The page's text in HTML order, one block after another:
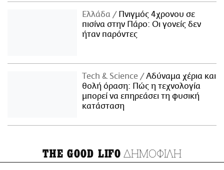
Ελλάδα
Πνιγμός 4χρονου σε
πισίνα στην Πάρο: Οι γονείς δεν
ήταν παρόντες
Τech & Science
Αδύναμα χέρια και
θολή όραση: Πώς η τεχνολογία
μπορεί να επηρεάσει τη φυσική
κατάσταση
THE GOOD LIFO ΔΗΜΟΦΙΛΗ